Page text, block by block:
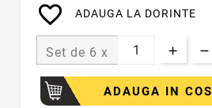
favorite_border ADAUGA LA DORINTE
Set de 6 x
ADAUGA IN COS